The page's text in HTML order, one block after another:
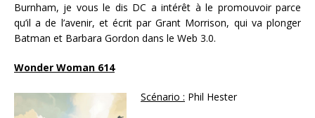
Burnham, je vous le dis DC a intérêt à le promouvoir parce
qu’il a de l’avenir, et écrit par Grant Morrison, qui va plonger
Batman et Barbara Gordon dans le Web 3.0.
Wonder Woman 614
Scénario : Phil Hester